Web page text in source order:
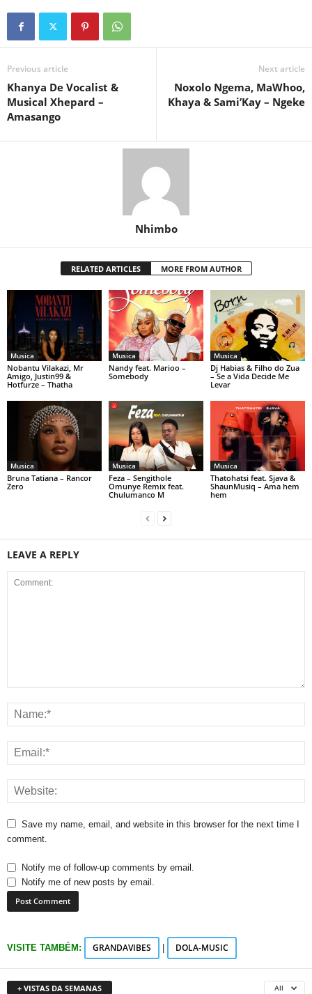
Previous article
Khanya De Vocalist &
Musical Xhepard –
Amasango
Next article
Noxolo Ngema, MaWhoo,
Khaya & Sami’Kay – Ngeke
Nhimbo
RELATED ARTICLES MORE FROM AUTHOR
Musica
Nobantu Vilakazi, Mr
Amigo, Justin99 &
Hotfurze – Thatha
Musica
Nandy feat. Marioo –
Somebody
Musica
Dj Habias & Filho do Zua
– Se a Vida Decide Me
Levar
Musica
Bruna Tatiana – Rancor
Zero
Musica
Feza – Sengithole
Omunye Remix feat.
Chulumanco M
Musica
Thatohatsi feat. Sjava &
ShaunMusiq – Ama hem
hem
LEAVE A REPLY
Save my name, email, and website in this browser for the next time I
comment.
Notify me of follow-up comments by email.
Notify me of new posts by email.
VISITE TAMBÉM: GRANDAVIBES DOLA-MUSIC
+ VISTAS DA SEMANAS All